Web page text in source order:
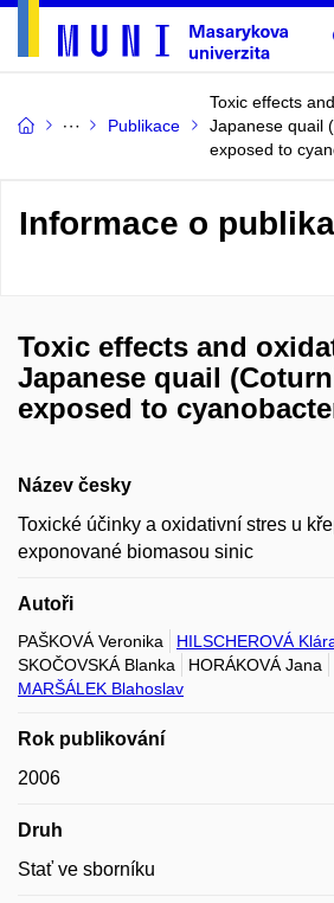
Publikace
Toxic effects
Japanese quail
exposed to
Informace o
Toxic effects and
Japanese quail
exposed to
Název česky
Toxické účinky a oxidativní stres u
exponované biomasou sinic
Autoři
PAŠKOVÁ Veronika HILSCHEROVÁ
SKOČOVSKÁ Blanka
HORÁKOVÁ Jana
MARŠÁLEK Blahoslav
Rok publikování
2006
Druh
Stať ve sborníku